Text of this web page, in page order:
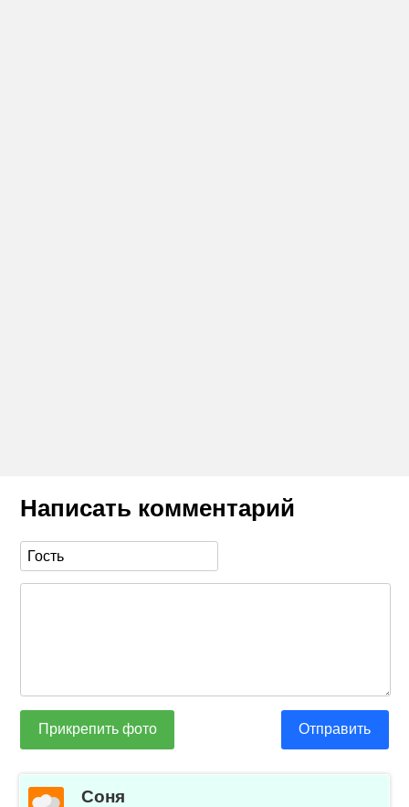
Написать комментарий
Прикрепить фото Отправить
Соня